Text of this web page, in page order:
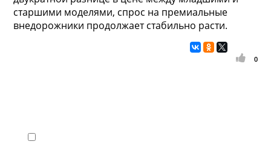
старшими моделями, спрос на премиальные
внедорожники продолжает стабильно расти.
0